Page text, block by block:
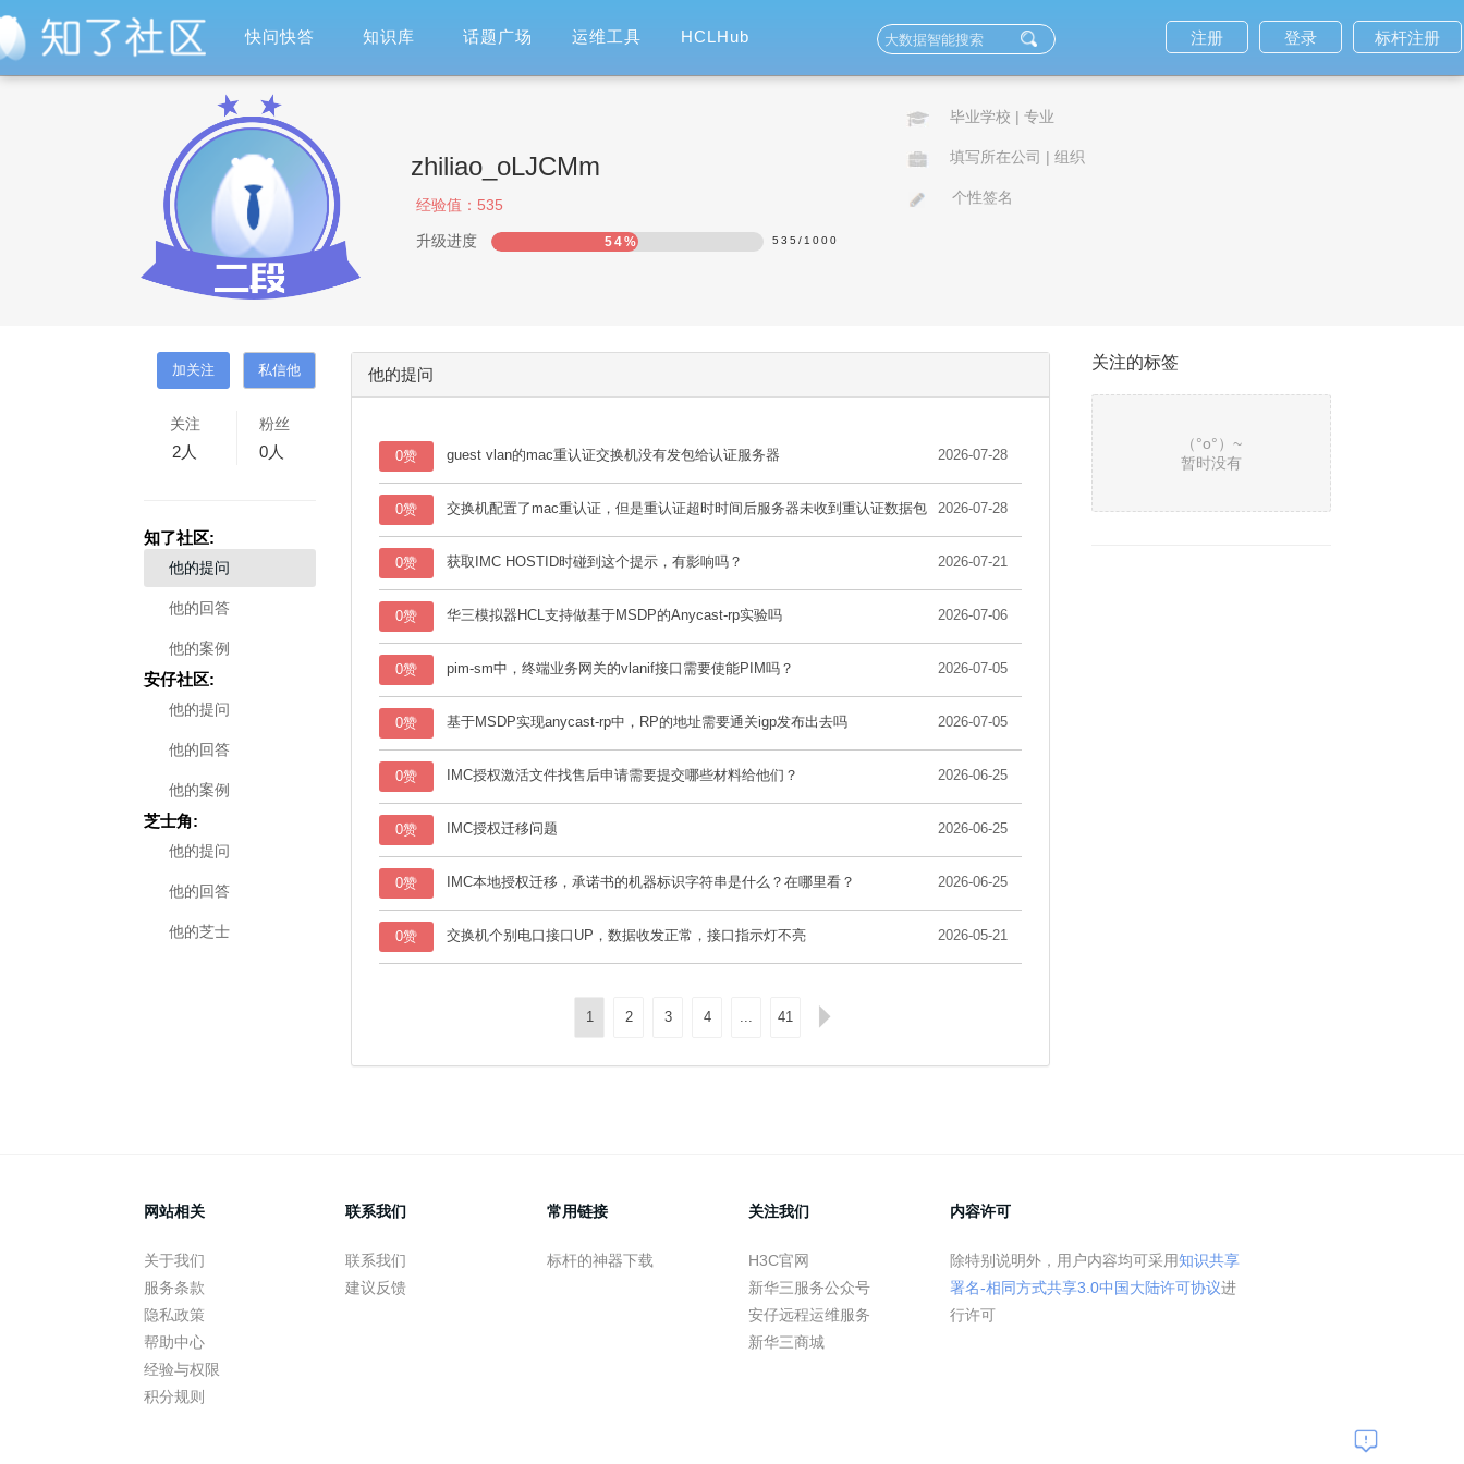
快问快答 知识库 话题广场 运维工具 HCLHub 标杆注册
登录
注册
zhiliao_oLJCMm
经验值： 535
升级进度 54% 535 / 1000
毕业学校 | 专业
填写所在公司 | 组织
个性签名
关注
2人
粉丝
0人
知了社区:
他的提问
他的回答
他的案例
安仔社区:
他的提问
他的回答
他的案例
芝士角:
他的提问
他的回答
他的芝士
他的提问
0赞 guest vlan的mac重认证交换机没有发包给认证服务器 2026-07-28
0赞 交换机配置了mac重认证，但是重认证超时时间后服务器未收到重认证数据包 2026-07-28
0赞 获取IMC HOSTID时碰到这个提示，有影响吗？ 2026-07-21
0赞 华三模拟器HCL支持做基于MSDP的Anycast-rp实验吗 2026-07-06
0赞 pim-sm中，终端业务网关的vlanif接口需要使能PIM吗？ 2026-07-05
0赞 基于MSDP实现anycast-rp中，RP的地址需要通关igp发布出去吗 2026-07-05
0赞 IMC授权激活文件找售后申请需要提交哪些材料给他们？ 2026-06-25
0赞 IMC授权迁移问题 2026-06-25
0赞 IMC本地授权迁移，承诺书的机器标识字符串是什么？在哪里看？ 2026-06-25
0赞 交换机个别电口接口UP，数据收发正常，接口指示灯不亮 2026-05-21
1 2 3 4 ... 41
关注的标签
（°ο°）~
暂时没有
网站相关
关于我们
服务条款
隐私政策
帮助中心
经验与权限
积分规则
联系我们
联系我们
建议反馈
常用链接
标杆的神器下载
关注我们
H3C官网
新华三服务公众号
安仔远程运维服务
新华三商城
内容许可
除特别说明外，用户内容均可采用知识共享
署名-相同方式共享3.0中国大陆许可协议进
行许可